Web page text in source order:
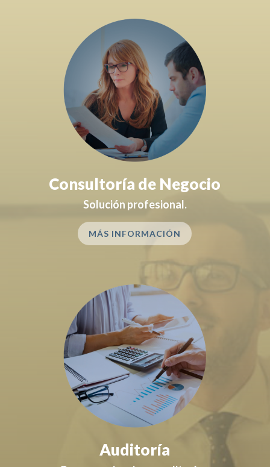
Consultoría de Negocio
Solución profesional.
MÁS INFORMACIÓN
Auditoría